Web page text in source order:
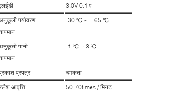
3.0V 0.1 ए
पर्यावरण
-30 ℃ ~ + 65 ℃
पानी
-1 ℃ ~ 3 ℃
प्रपत्र
चमकता
आवृत्ति
50-70times / मिनट